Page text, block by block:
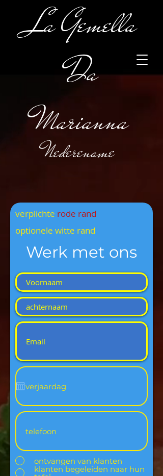
La Gemella
Da
Marianna
Nederename
verplichte rode rand
optionele witte rand
Werk met ons
ontvangen van klanten
klanten begeleiden naar hun